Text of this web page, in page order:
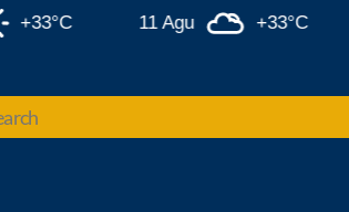
+33°C